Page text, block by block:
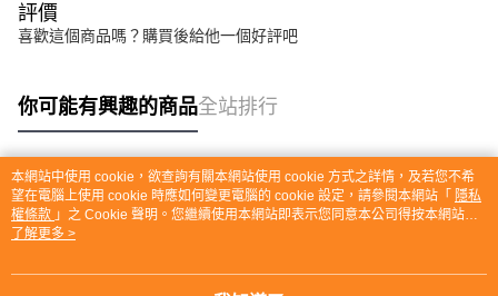
評價
喜歡這個商品嗎？購買後給他一個好評吧
你可能有興趣的商品全站排行
熱門標籤
本網站中使用 cookie，欲查詢有關本網站使用 cookie 方式之詳情，及若您不希
望在電腦上使用 cookie 時應如何變更電腦的 cookie 設定，請參閱本網站「 隱私
權條款 」之 Cookie 聲明。您繼續使用本網站即表示您同意本公司得按本網站使
用條款之 Cookie 聲明使用 cookie。
了解更多 >